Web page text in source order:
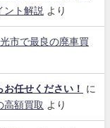
ント解説 より
市で最良の廃車買
任せください！
に
高額買取 より